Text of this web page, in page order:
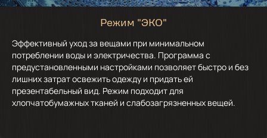
Режим "ЭКО"
Эффективный уход за вещами при минимальном
потреблении воды и электричества. Программа с
предустановленными настройками позволяет быстро и без
лишних затрат освежить одежду и придать ей
презентабельный вид. Режим подходит для
хлопчатобумажных тканей и слабозагрязненных вещей.